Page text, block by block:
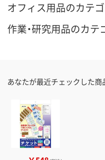
オフィス用品のカテ
作業・研究用品のカテ
あなたが最近チェックした商